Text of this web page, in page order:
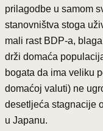
prilagodbe u samom
stanovništva stoga
mali rast BDP-a,
drži domaća
bogata da ima veliku
domaćoj valuti) ne
desetljeća stagnacije
u Japanu.